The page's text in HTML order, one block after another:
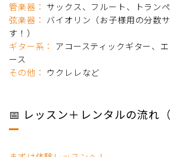
管楽器： サックス、フルート、トラン
弦楽器： バイオリン（お子様用の分数
す！）
ギター系： アコースティックギター、
ース
その他： ウクレレなど
📅 レッスン＋レンタルの流れ（